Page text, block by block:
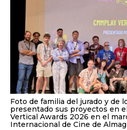
Foto de familia del jurado y de
presentado sus proyectos en
Vertical Awards 2026 en el
Internacional de Cine de